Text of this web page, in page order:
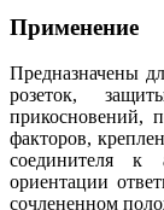
Применение
Предназначены
розеток, з
прикосновений,
факторов,
соединителя к
ориентации
сочлененном